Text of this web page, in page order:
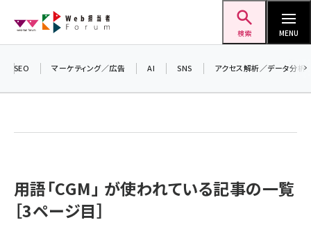
ン
検索 MENU
ai (2801)
youtube (2425)
SEO マーケティング／広告 AI SNS アクセス解析／データ分析
用語「CGM」 が使われている記事の一覧
［3ページ目］